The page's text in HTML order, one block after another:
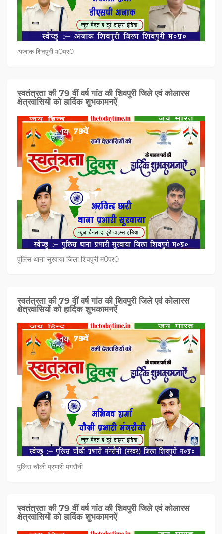
अजाक शिवपुरी म0प्र0
स्वतंत्रता की 79 वीं वर्ष गांठ की शिवपुरी जिले एवं कोलारस
क्षेत्रवासियों को हार्दिक शुभकामनऐं
पुलिस थाना सुरवाया जिला शिवपुरी म0प्र0
स्वतंत्रता की 79 वीं वर्ष गांठ की शिवपुरी जिले एवं कोलारस
क्षेत्रवासियों को हार्दिक शुभकामनऐं
पुलिस चौकी प्रभारी मंगरौनी
स्वतंत्रता की 79 वीं वर्ष गांठ की शिवपुरी जिले एवं कोलारस
क्षेत्रवासियों को हार्दिक शुभकामनऐं